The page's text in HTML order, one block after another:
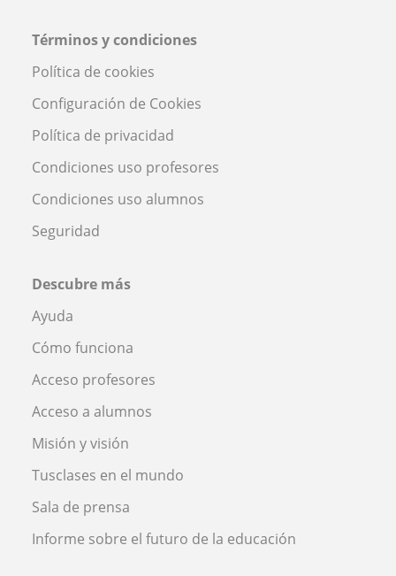
Términos y condiciones
Política de cookies
Configuración de Cookies
Política de privacidad
Condiciones uso profesores
Condiciones uso alumnos
Seguridad
Descubre más
Ayuda
Cómo funciona
Acceso profesores
Acceso a alumnos
Misión y visión
Tusclases en el mundo
Sala de prensa
Informe sobre el futuro de la educación